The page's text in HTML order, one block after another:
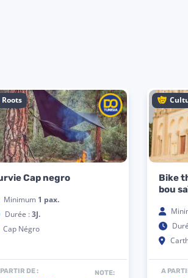
Roots
Korbus Boat Escape
Minimum
Durée :
A PARTIR DE :